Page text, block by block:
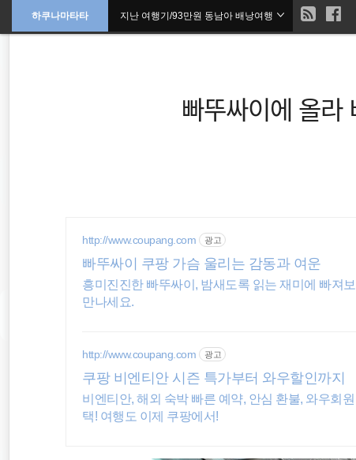
문
하쿠나마타타 현
치
지난 여행기/93만원 동남아 배낭여행
빠뚜싸이에 올라
http://www.coupang.com 광고
빠뚜싸이 쿠팡 가슴 울리는 감동과 여운
흥미진진한 빠뚜싸이, 밤새도록 읽는 재미에 빠져
만나세요.
http://www.coupang.com 광고
쿠팡 비엔티안 시즌 특가부터 와우할인까지
비엔티안, 해외 숙박 빠른 예약, 안심 환불, 와우회
택! 여행도 이제 쿠팡에서!
검
동남아시아
세계일주
세계여행
호주